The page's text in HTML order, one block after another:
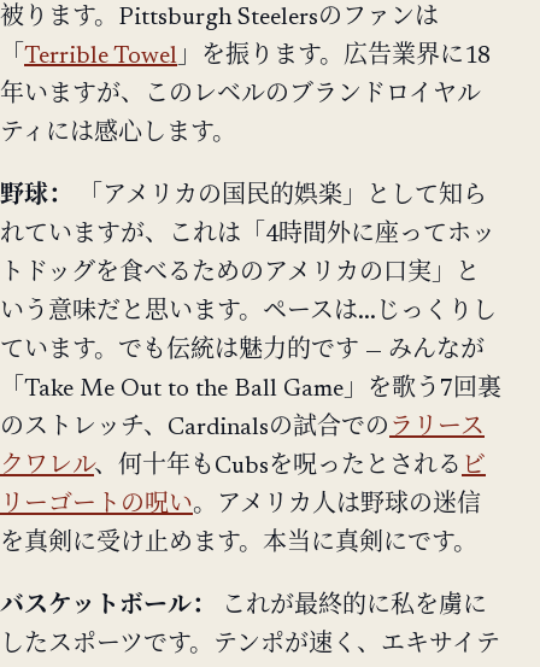
被ります。Pittsburgh Steelersのファンは
「 Terrible Towel 」を振ります。広告業界に18
年いますが、このレベルのブランドロイヤル
ティには感心します。
野球：
「アメリカの国民的娯楽」として知ら
れていますが、これは「4時間外に座ってホッ
トドッグを食べるためのアメリカの口実」と
いう意味だと思います。ペースは...じっくりし
ています。でも伝統は魅力的です — みんなが
「Take Me Out to the Ball Game」を歌う7回裏
のストレッチ、Cardinalsの試合での ラリース
クワレル、何十年もCubsを呪ったとされる ビ
リーゴートの呪い。アメリカ人は野球の迷信
を真剣に受け止めます。本当に真剣にです。
バスケットボール：
これが最終的に私を虜に
したスポーツです。テンポが速く、エキサイテ